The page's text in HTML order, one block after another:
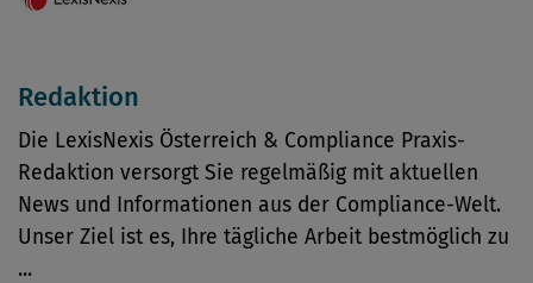
Redaktion
Die LexisNexis Österreich & Compliance Praxis-
Redaktion versorgt Sie regelmäßig mit aktuellen
News und Informationen aus der Compliance-Welt.
Unser Ziel ist es, Ihre tägliche Arbeit bestmöglich zu
...